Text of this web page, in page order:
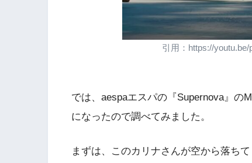
引用：https://
では、aespaエスパの『Supernova』の
になったので調べてみました。
まずは、このカリナさんが空から落ち